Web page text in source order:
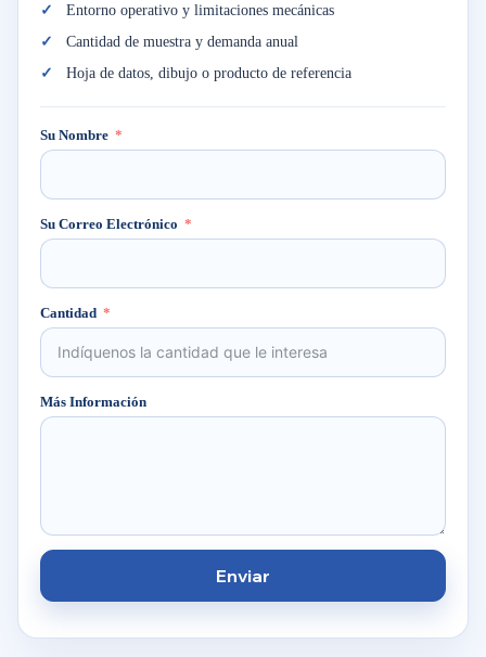
Entorno operativo y limitaciones mecánicas
Cantidad de muestra y demanda anual
Hoja de datos, dibujo o producto de referencia
Su Nombre
Su Correo Electrónico
Cantidad
Más Información
Enviar